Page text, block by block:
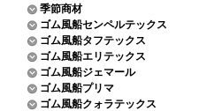
季節商材
ゴム風船センペルテックス
ゴム風船タフテックス
ゴム風船エリテックス
ゴム風船ジェマール
ゴム風船プリマ
ゴム風船クォラテックス